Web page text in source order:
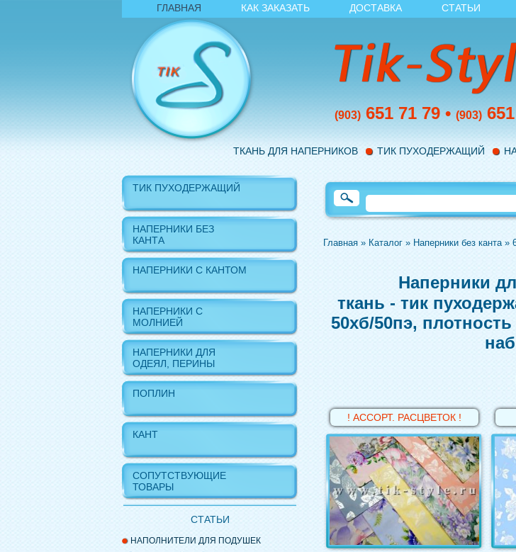
ГЛАВНАЯ КАК ЗАКАЗАТЬ ДОСТАВКА СТАТЬИ
(903) 651 71 79 • (903)
ТКАНЬ ДЛЯ НАПЕРНИКОВ ТИК ПУХОДЕРЖАЩИЙ
Главная » Каталог » Наперники без канта»
Наперники
ткань - тик
50хб/50пэ,
! АССОРТ. РАСЦВЕТОК !
ТИК ПУХОДЕРЖАЩИЙ
НАПЕРНИКИ БЕЗ
КАНТА
НАПЕРНИКИ С КАНТОМ
НАПЕРНИКИ С
МОЛНИЕЙ
НАПЕРНИКИ ДЛЯ
ОДЕЯЛ, ПЕРИНЫ
ПОПЛИН
КАНТ
СОПУТСТВУЮЩИЕ
ТОВАРЫ
СТАТЬИ
НАПОЛНИТЕЛИ ДЛЯ ПОДУШЕК